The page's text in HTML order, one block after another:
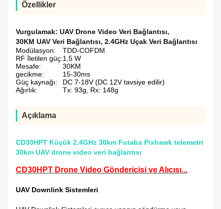
Özellikler
Vurgulamak: UAV Drone Video Veri Bağlantısı,
30KM UAV Veri Bağlantısı, 2.4GHz Uçak Veri Bağlantısı
Modülasyon:
TDD-COFDM
RF İletilen güç:1,5 W
Mesafe:
30KM
gecikme:
15-30ms
Güç kaynağı:
DC 7-18V (DC 12V tavsiye edilir)
Ağırlık:
Tx: 93g, Rx: 148g
Açıklama
CD30HPT Küçük 2.4GHz 30km Futaba Pixhawk telemetri
30km UAV drone video veri bağlantısı
CD30HPT Drone Video Göndericisi ve Alıcısı...
UAV Downlink Sistemleri